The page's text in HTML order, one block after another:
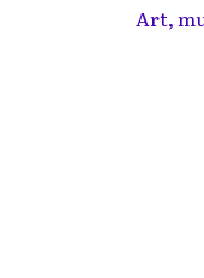
Art,